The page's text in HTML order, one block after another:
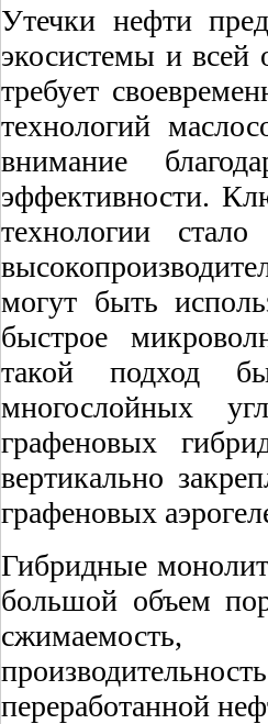
Утечки нефти
экосистемы и всей
требует
технологий
внимание
эффективности.
технологии
могут быть
быстрое
такой
подход
многослойных
графеновых
вертикально
графеновых
Гибридные
большой объем
сжимаемость,
производительность
переработанной